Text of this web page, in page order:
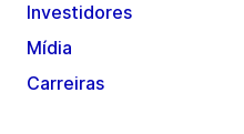
Investidores
Mídia
Carreiras